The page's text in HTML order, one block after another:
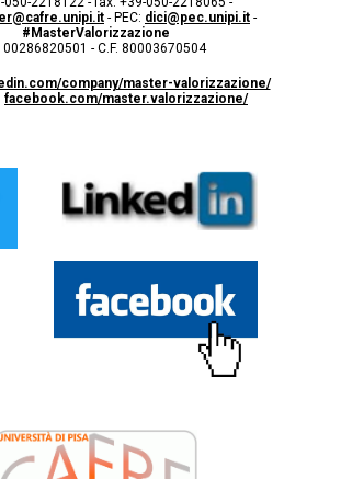
- PEC: dici@pec.unipi.it -
#MasterValorizzazione
00286820501 - C.F. 80003670504
company/master-valorizzazione/
facebook.com/master.valorizzazione/